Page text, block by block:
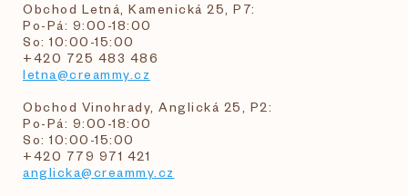
Obchod Letná, Kamenická 25, P7:
Po-Pá: 9:00-18:00
So: 10:00-15:00
+420 725 483 486
letna@creammy.cz
Obchod Vinohrady, Anglická 25, P2:
Po-Pá: 9:00-18:00
So: 10:00-15:00
+420 779 971 421
anglicka@creammy.cz